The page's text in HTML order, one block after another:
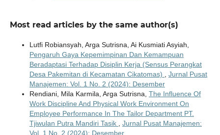
Most read articles by the same author(s)
Lutfi Robiansyah, Arga Sutrisna, Ai Kusmiati Asyiah,
Pengaruh Gaya Kepemimpinan Dan Kemampuan
Beradaptasi Terhadap Disiplin Kerja (Sensus Perangkat
Desa Pakemitan di Kecamatan Cikatomas)
Jurnal Pusat
Manajemen: Vol. 1 No. 2 (2024): Desember
Rendiani, Mila Karmila, Arga Sutrisna, The Influence Of
Work Discipline And Physical Work Environment On
Employee Performance In The Tailor Department PT.
Tjiwulan Putra Mandiri Tasik
Jurnal Pusat Manajemen:
Vol. 1 No. 2 (2024): Desember